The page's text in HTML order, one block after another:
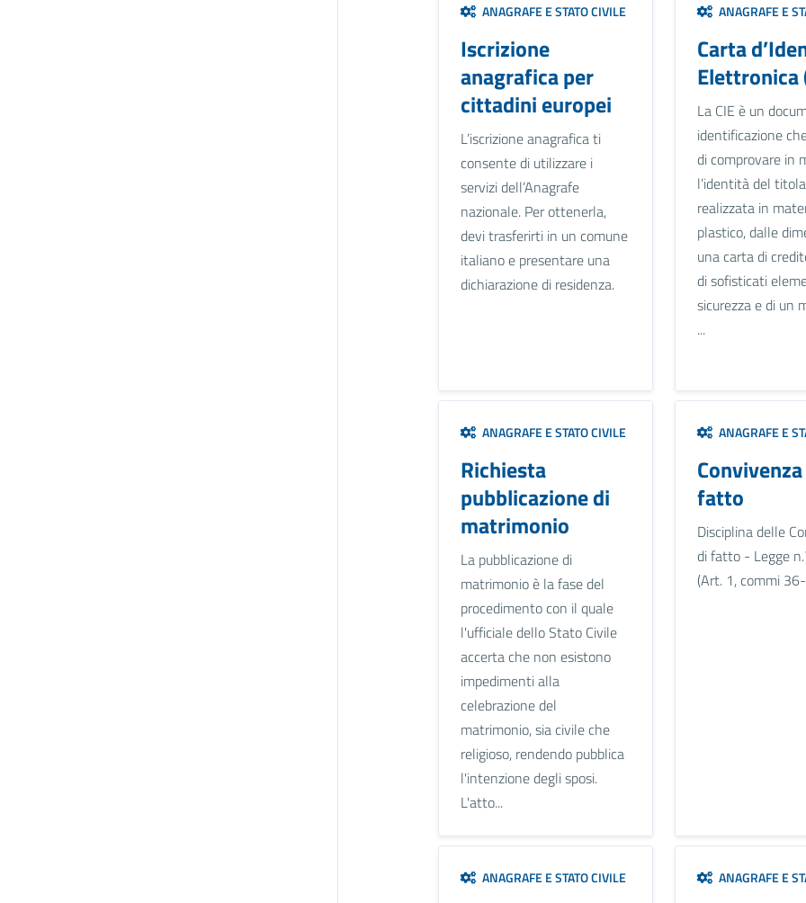
ANAGRAFE E STATO CIVILE
Iscrizione
anagrafica per
cittadini europei
L’iscrizione anagrafica ti
consente di utilizzare i
servizi dell’Anagrafe
nazionale. Per ottenerla,
devi trasferirti in un comune
italiano e presentare una
dichiarazione di residenza.
ANAGRAFE E
Carta
Elettronica
La CIE è un
identificazione
di comprovare in
l’identità del
realizzata in
plastico, dalle
una carta di
di sofisticati
sicurezza e di un
...
ANAGRAFE E STATO CIVILE
Richiesta
pubblicazione di
matrimonio
La pubblicazione di
matrimonio è la fase del
procedimento con il quale
l'ufficiale dello Stato Civile
accerta che non esistono
impedimenti alla
celebrazione del
matrimonio, sia civile che
religioso, rendendo pubblica
l'intenzione degli sposi.
L'atto...
ANAGRAFE E
fatto
Disciplina delle
di fatto - Legge
(Art. 1, commi
ANAGRAFE E STATO CIVILE ANAGRAFE E